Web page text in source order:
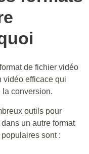
de fichier vidéo
vidéo efficace qui
la conversion.
outils pour
un autre format
sont :